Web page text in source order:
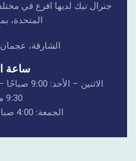
جنرال تيك لديها افرع في
المتحدة،
الشارقة،
ساعة
9:30 مساءً
الجمعة: 4:00 صباحًا – 9:30 مساءً